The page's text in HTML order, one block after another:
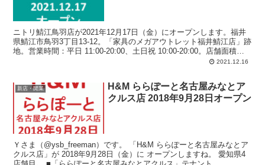
ニトリ鯖江鳥羽店が2021年12月17日（金）にオープンします。福井
県鯖江市鳥羽3丁目13-12。「家具のメガアウトレット福井鯖江店」跡
地。営業時間：平日 11:00-20:00、土日祝 10:00-20:00。店舗面積：
2021.12.16
新店・開業
H&M ららぽーと名古屋みなとア
クルス店 2018年9月28日オープン
Ｙさま（@ysb_freeman）です。 「H&M ららぽーと名古屋みなとア
クルス店」が 2018年9月28日（金）に オープンしますね。 愛知県4